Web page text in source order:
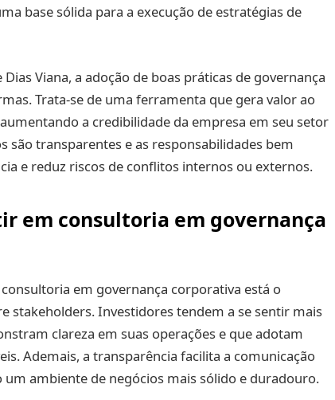
base sólida para a execução de estratégias de
Viana, a adoção de boas práticas de governança
Trata-se de uma ferramenta que gera valor ao
a credibilidade da empresa em seu setor
são transparentes e as responsabilidades bem
e reduz riscos de conflitos internos ou externos.
em consultoria em governança
em governança corporativa está o
stakeholders. Investidores tendem a se sentir mais
clareza em suas operações e que adotam
Ademais, a transparência facilita a comunicação
ambiente de negócios mais sólido e duradouro.